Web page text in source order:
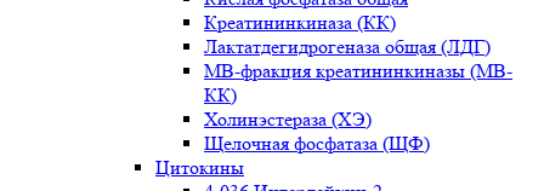
Креатининкиназа (КК)
Лактатдегидрогеназа общая (ЛДГ)
МВ-фракция креатининкиназы (МВ-
КК)
Холинэстераза (ХЭ)
Щелочная фосфатаза (ЩФ)
Цитокины